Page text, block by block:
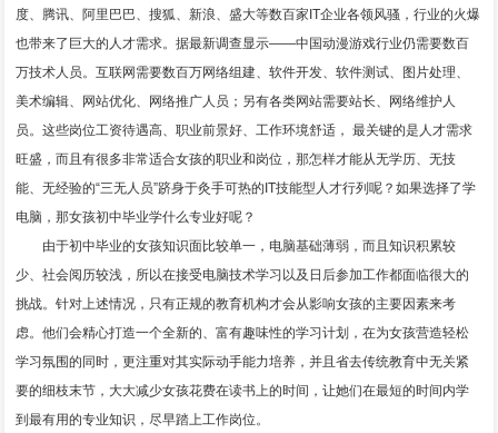
度、腾讯、阿里巴巴、搜狐、新浪、盛大等数百家IT企业各领风骚，行业的火爆
也带来了巨大的人才需求。据最新调查显示——中国动漫游戏行业仍需要数百
万技术人员。互联网需要数百万网络组建、软件开发、软件测试、图片处理、
美术编辑、网站优化、网络推广人员；另有各类网站需要站长、网络维护人
员。这些岗位工资待遇高、职业前景好、工作环境舒适， 最关键的是人才需求
旺盛，而且有很多非常适合女孩的职业和岗位，那怎样才能从无学历、无技
能、无经验的“三无人员”跻身于灸手可热的IT技能型人才行列呢？如果选择了学
电脑，那女孩初中毕业学什么专业好呢？
由于初中毕业的女孩知识面比较单一，电脑基础薄弱，而且知识积累较
少、社会阅历较浅，所以在接受电脑技术学习以及日后参加工作都面临很大的
挑战。针对上述情况，只有正规的教育机构才会从影响女孩的主要因素来考
虑。他们会精心打造一个全新的、富有趣味性的学习计划，在为女孩营造轻松
学习氛围的同时，更注重对其实际动手能力培养，并且省去传统教育中无关紧
要的细枝末节，大大减少女孩花费在读书上的时间，让她们在最短的时间内学
到最有用的专业知识，尽早踏上工作岗位。